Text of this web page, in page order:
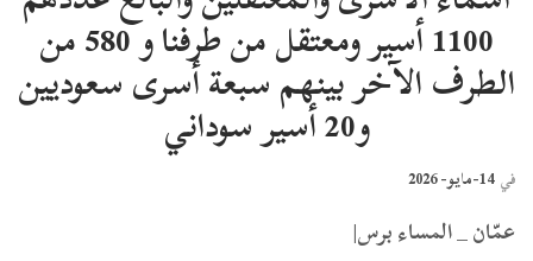
1100 أسير ومعتقل من طرفنا و 580 من
الطرف الآخر بينهم سبعة أسرى سعوديين
و20 أسير سوداني
في 14-مايو- 2026
عمّان _ المساء برس|